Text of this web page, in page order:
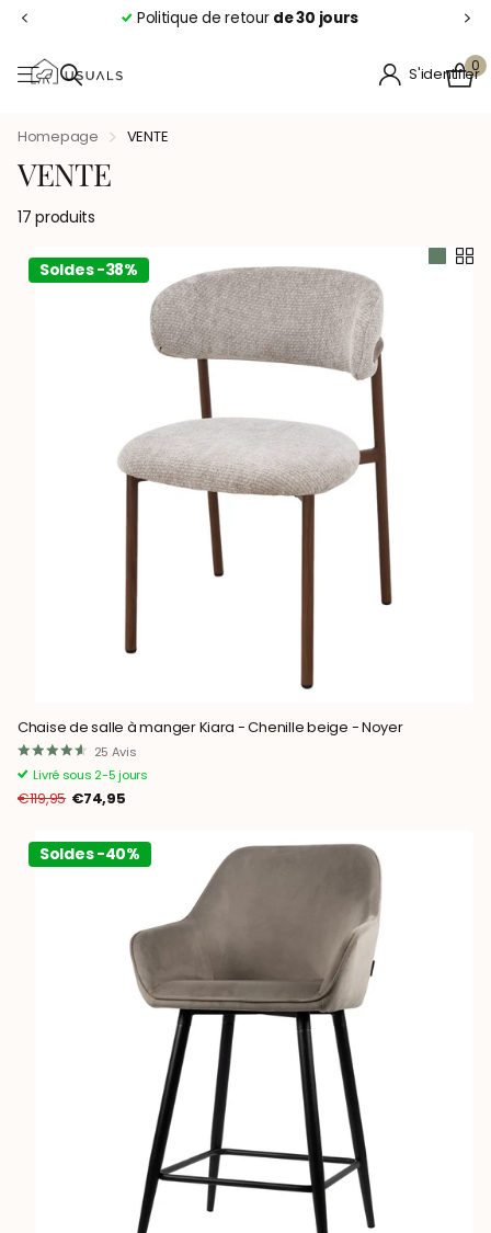
Politique de retour de 30 jours
S'identifier
0
Homepage VENTE
VENTE
17 produits
Soldes -38%
Chaise de salle à manger Kiara - Chenille beige - Noyer
25 Avis
Livré sous 2-5 jours
€119,95 €74,95
Soldes -40%